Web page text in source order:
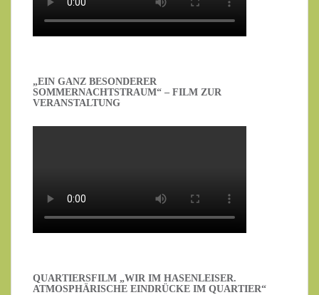
„EIN GANZ BESONDERER
SOMMERNACHTSTRAUM“ – FILM ZUR
VERANSTALTUNG
QUARTIERSFILM „WIR IM HASENLEISER.
ATMOSPHÄRISCHE EINDRÜCKE IM QUARTIER“